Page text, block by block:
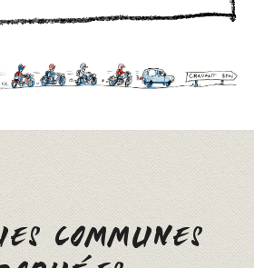
COMMUNES